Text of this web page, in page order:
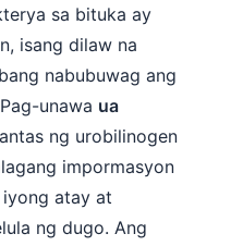
sa bituka ay
isang dilaw na
nabubuwag ang
unawa ua
ng urobilinogen
impormasyon
atay at
ng dugo. Ang